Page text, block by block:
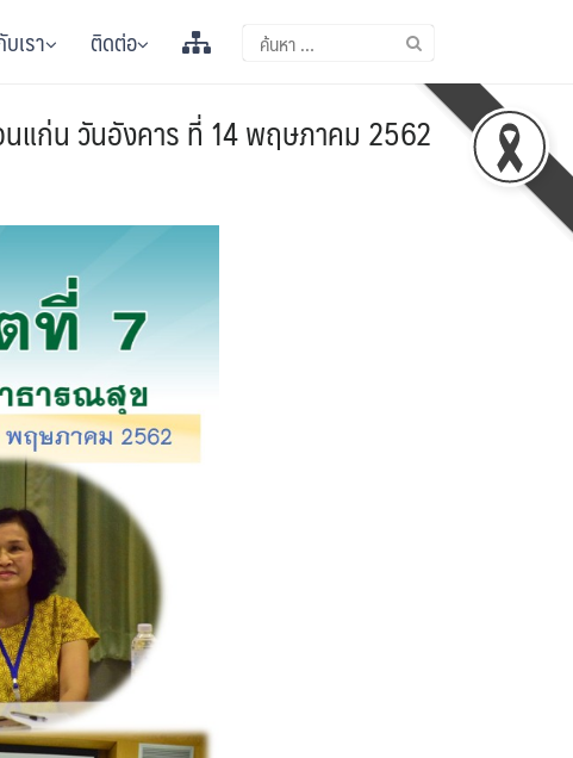
เรา ติดต่อ
แก่น วันอังคาร ที่ 14 พฤษภาคม 2562